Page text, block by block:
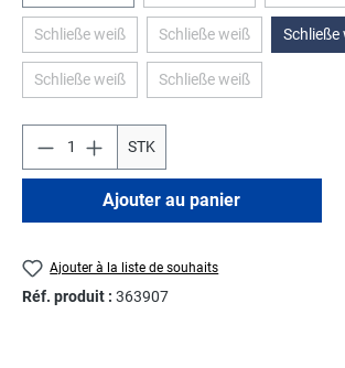
Schließe weiß(Cette option n'est pas disponible pour le
Schließe weiß(Cette option n'est pas
Schließe
Schließe weiß(Cette option n'est pas disponible pour le
Schließe weiß(Cette option n'est pas
STK
Ajouter au panier
Ajouter à la liste de souhaits
Réf. produit : 363907